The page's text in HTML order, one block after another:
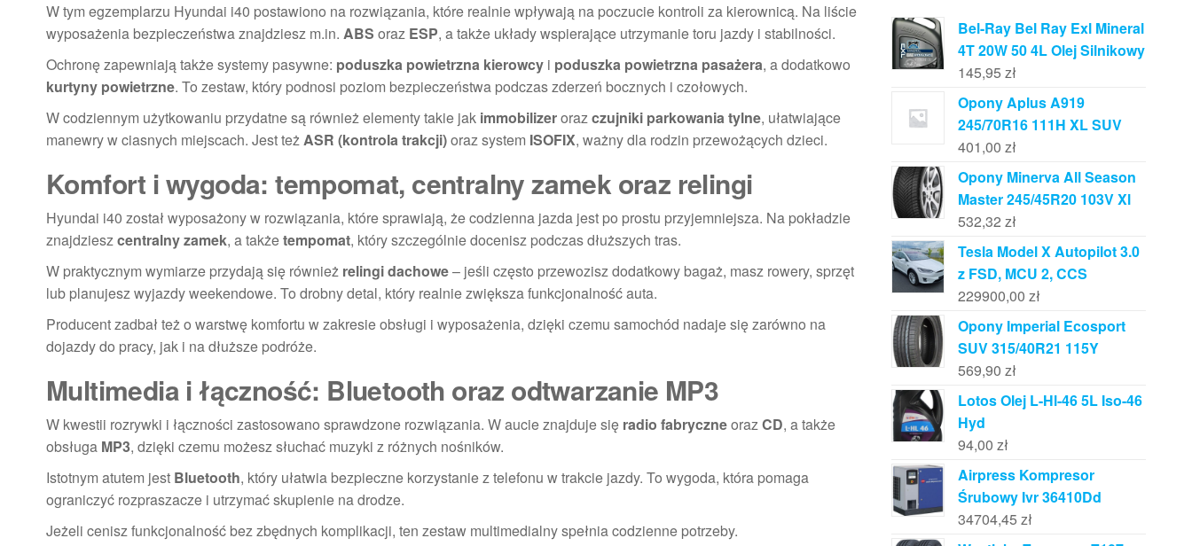
W tym egzemplarzu Hyundai i40 postawiono na rozwiązania, które realnie wpływają na poczucie kontroli za kierownicą. Na liście
wyposażenia bezpieczeństwa znajdziesz m.in. ABS oraz ESP, a także układy wspierające utrzymanie toru jazdy i stabilności.
Ochronę zapewniają także systemy pasywne: poduszka powietrzna kierowcy i poduszka powietrzna pasażera, a dodatkowo
kurtyny powietrzne. To zestaw, który podnosi poziom bezpieczeństwa podczas zderzeń bocznych i czołowych.
W codziennym użytkowaniu przydatne są również elementy takie jak immobilizerorazczujniki parkowania tylne, ułatwiające
manewry w ciasnych miejscach. Jest teżASR (kontrola trakcji)oraz system ISOFIX, ważny dla rodzin przewożących dzieci.
Komfort i wygoda: tempomat, centralny zamek oraz relingi
Hyundai i40 został wyposażony w rozwiązania, które sprawiają, że codzienna jazda jest po prostu przyjemniejsza. Na pokładzie
znajdzieszcentralny zamek, a takżetempomat, który szczególnie docenisz podczas dłuższych tras.
W praktycznym wymiarze przydają się również relingi dachowe– jeśli często przewozisz dodatkowy bagaż, masz rowery, sprzęt
lub planujesz wyjazdy weekendowe. To drobny detal, który realnie zwiększa funkcjonalność auta.
Producent zadbał też o warstwę komfortu w zakresie obsługi i wyposażenia, dzięki czemu samochód nadaje się zarówno na
dojazdy do pracy, jak i na dłuższe podróże.
Multimedia i łączność: Bluetooth oraz odtwarzanie MP3
W kwestii rozrywki i łączności zastosowano sprawdzone rozwiązania. W aucie znajduje się radio fabryczneorazCD, a także
obsługa MP3, dzięki czemu możesz słuchać muzyki z różnych nośników.
Istotnym atutem jest Bluetooth, który ułatwia bezpieczne korzystanie z telefonu w trakcie jazdy. To wygoda, która pomaga
ograniczyć rozpraszacze i utrzymać skupienie na drodze.
Jeżeli cenisz funkcjonalność bez zbędnych komplikacji, ten zestaw multimedialny spełnia codzienne potrzeby.
Bel-Ray Bel Ray Exl Mineral
4T 20W 50 4L Olej Silnikowy
145,95 zł
Opony Aplus A919
245/70R16 111H XL SUV
401,00 zł
Opony Minerva All Season
Master 245/45R20 103V Xl
532,32 zł
Tesla Model X Autopilot 3.0
z FSD, MCU 2, CCS
229900,00 zł
Opony Imperial Ecosport
SUV 315/40R21 115Y
569,90 zł
Lotos Olej L-Hl-46 5L Iso-46
Hyd
94,00 zł
Airpress Kompresor
Śrubowy Ivr 36410Dd
34704,45 zł